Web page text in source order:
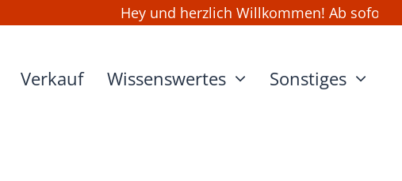
Hey und herzlich Willkommen! Ab sofort
Verkauf Wissenswertes Sonstiges